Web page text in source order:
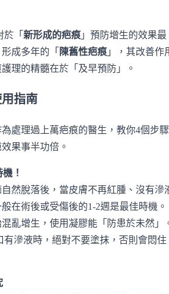
於「 新形成的疤痕 」預防增生的效果最
成多年的「 陳舊性疤痕 」，其改善作
理的精髓在於「及早預防」。
指南
處理過上萬疤痕的醫生，教你4個步驟
果事半功倍。
！
然脫落後，當皮膚不再紅腫、沒有滲
在術後或受傷後的1-2週是最佳時機。
亂增生，使用凝膠能「防患於未然」
有滲液時，絕對不要塗抹，否則會悶住